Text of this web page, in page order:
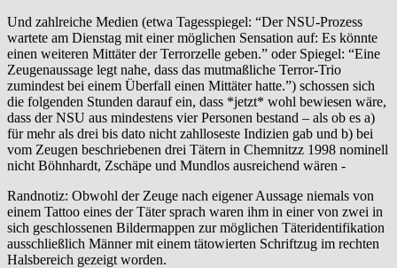
Und zahlreiche Medien (etwa Tagesspiegel: “Der NSU-Prozess
wartete am Dienstag mit einer möglichen Sensation auf: Es könnte
einen weiteren Mittäter der Terrorzelle geben.” oder Spiegel: “Eine
Zeugenaussage legt nahe, dass das mutmaßliche Terror-Trio
zumindest bei einem Überfall einen Mittäter hatte.”) schossen sich
die folgenden Stunden darauf ein, dass *jetzt* wohl bewiesen wäre,
dass der NSU aus mindestens vier Personen bestand – als ob es a)
für mehr als drei bis dato nicht zahlloseste Indizien gab und b) bei
vom Zeugen beschriebenen drei Tätern in Chemnitzz 1998 nominell
nicht Böhnhardt, Zschäpe und Mundlos ausreichend wären -
Randnotiz: Obwohl der Zeuge nach eigener Aussage niemals von
einem Tattoo eines der Täter sprach waren ihm in einer von zwei in
sich geschlossenen Bildermappen zur möglichen Täteridentifikation
ausschließlich Männer mit einem tätowierten Schriftzug im rechten
Halsbereich gezeigt worden.